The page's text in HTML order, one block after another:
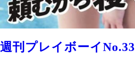
週刊プレイボーイNo.33